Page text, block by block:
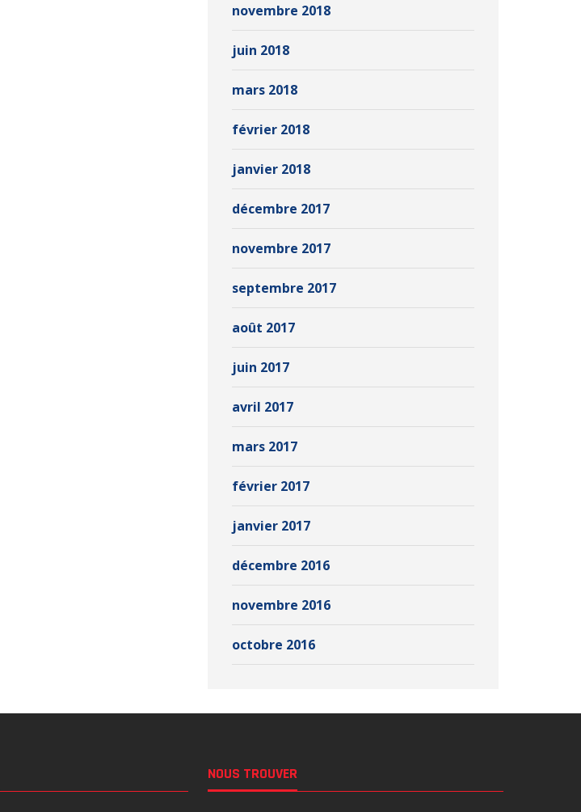
novembre 2018
juin 2018
mars 2018
février 2018
janvier 2018
décembre 2017
novembre 2017
septembre 2017
août 2017
juin 2017
avril 2017
mars 2017
février 2017
janvier 2017
décembre 2016
novembre 2016
octobre 2016
NOUS TROUVER